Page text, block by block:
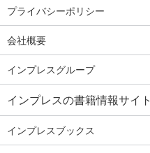
ではじめる業務
の完全自動化
AI議事録作成術
Windows 11
Q&A
Teams踏み込み
活用術
Excel講師の仕事
プライバシーポリシー
会社概要
インプレスグループ
インプレスの書籍情報サイ
インプレスブックス